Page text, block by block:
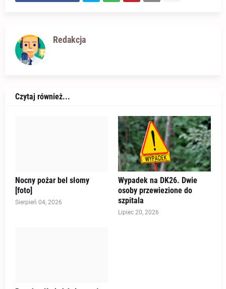
Redakcja
Czytaj również...
Nocny pożar bel słomy
[foto]
Sierpień 04, 2026
Wypadek na DK26. Dwie
osoby przewiezione do
szpitala
Lipiec 20, 2026